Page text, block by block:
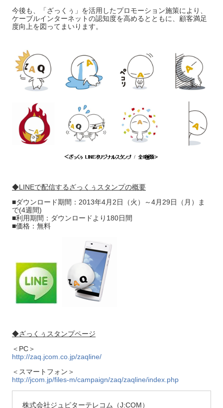
今後も、「ざっくぅ」を活用したプロモーション施策により、
ケーブルインターネットの認知度を高めるとともに、顧客満足
度向上を図ってまいります。
◆LINEで配信するざっくぅスタンプの概要
■ダウンロード期間：2013年4月2日（火）～4月29日（月）ま
で(4週間)
■利用期間：ダウンロードより180日間
■価格：無料
◆ざっくぅスタンプページ
＜PC＞
http://zaq.jcom.co.jp/zaqline/
＜スマートフォン＞
http://jcom.jp/files-m/campaign/zaq/zaqline/index.php
株式会社ジュピターテレコム（J:COM）